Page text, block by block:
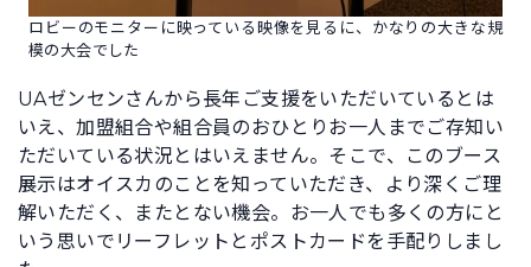
ロビーのモニターに映っている映像を見るに、かなりの大きな規
模の大会でした
UAゼンセンさんから長年ご支援をいただいているとは
いえ、加盟組合や組合員のおひとりお一人までご存知い
ただいている状況とはいえません。そこで、このブース
展示はオイスカのことを知っていただき、より深くご理
解いただく、またとない機会。お一人でも多くの方にと
いう思いでリーフレットとポストカードを手配りしまし